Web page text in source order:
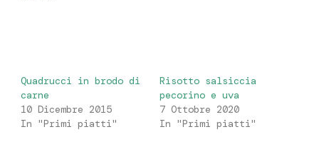
Quadrucci in brodo di
carne
10 Dicembre 2015
In "Primi piatti"
Risotto salsiccia
pecorino e uva
7 Ottobre 2020
In "Primi piatti"